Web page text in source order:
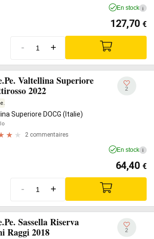
En stock i
127,70 €
- +
Valtellina Superiore
2022
Superiore DOCG (Italie)
2 commentaires
2
En stock i
64,40 €
- +
Sassella Riserva
Raggi 2018
2